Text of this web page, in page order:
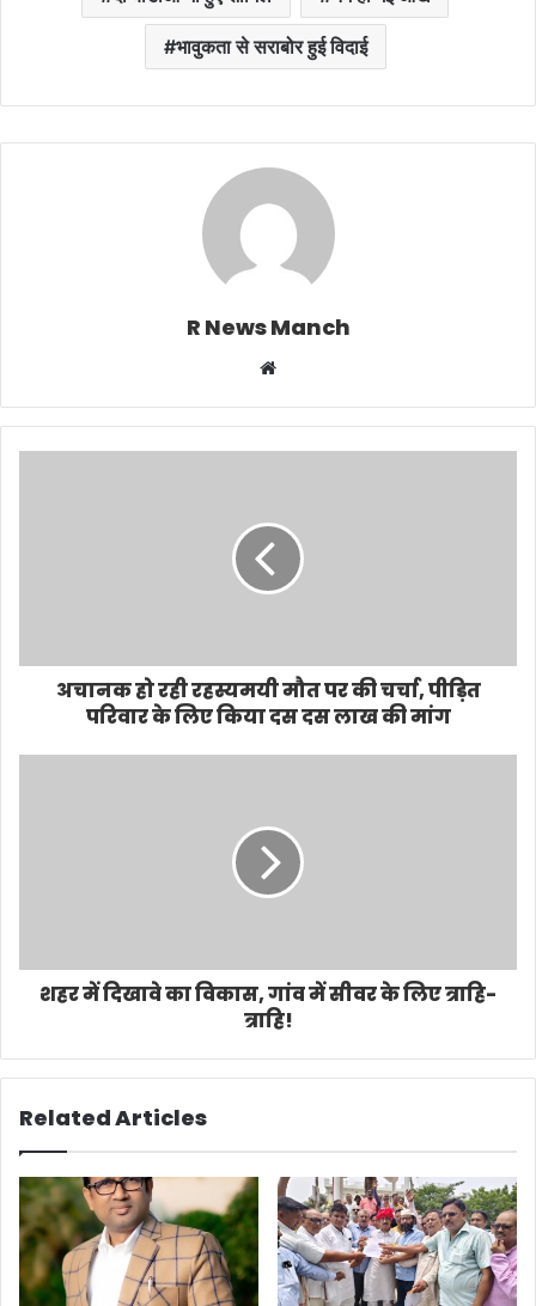
भावुकता से सराबोर हुई विदाई
R News Manch
Website
अचानक हो रही रहस्यमयी मौत पर की चर्चा, पीड़ित
परिवार के लिए किया दस दस लाख की मांग
शहर में दिखावे का विकास, गांव में सीवर के लिए त्राहि-
त्राहि!
Related Articles